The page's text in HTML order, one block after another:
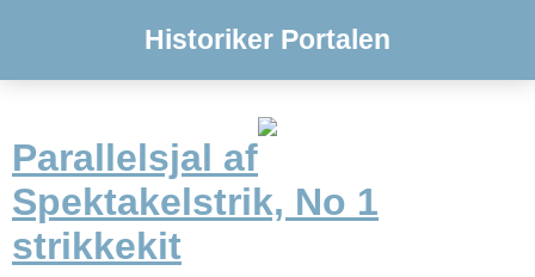
Historiker Portalen
Parallelsjal af
Spektakelstrik, No 1
strikkekit